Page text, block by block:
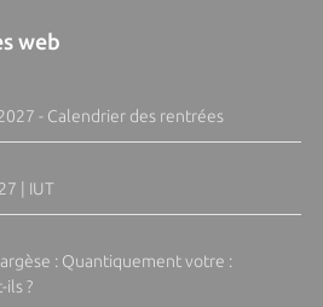
web
- Calendrier des rentrées
| IUT
: Quantiquement votre :
?